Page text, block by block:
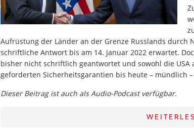
Aufrüstung der Länder an der Grenze Russlands durch
schriftliche Antwort bis am 14. Januar 2022 erwartet.
bisher nicht schriftlich geantwortet und sowohl die USA
geforderten Sicherheitsgarantien bis heute – mündlich
Dieser Beitrag ist auch als Audio-Podcast verfügbar.